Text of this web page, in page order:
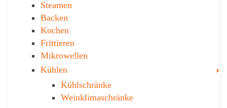
Steamen
Backen
Kochen
Frittieren
Mikrowellen
Kühlen
Kühl­schränke
Weinklima­schränke